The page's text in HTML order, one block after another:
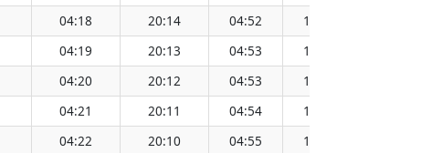
04:18 20:14 04:52 19:41
04:19 20:13 04:53 19:40
04:20 20:12 04:53 19:39
04:21 20:11 04:54 19:37
04:22 20:10 04:55 19:36